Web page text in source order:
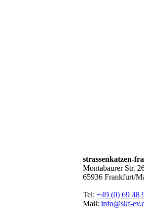
strassenkatzen-
Montabaurer Str.
65936 Frankfurt/
Tel: +49 (0) 69 48
Mail: info@skf-